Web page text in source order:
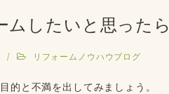
ムしたいと思ったら
リフォームノウハウブログ
的と不満を出してみましょう。